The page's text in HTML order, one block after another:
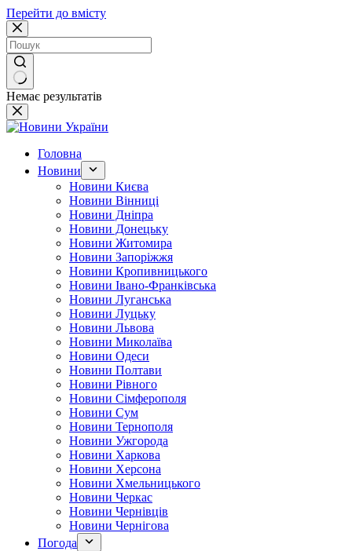
Перейти до вмісту
Немає результатів
Головна
Новини
Новини Києва
Новини Вінниці
Новини Дніпра
Новини Донецьку
Новини Житомира
Новини Запоріжжя
Новини Кропивницького
Новини Івано-Франківська
Новини Луганська
Новини Луцьку
Новини Львова
Новини Миколаїва
Новини Одеси
Новини Полтави
Новини Рівного
Новини Сімферополя
Новини Сум
Новини Тернополя
Новини Ужгорода
Новини Харкова
Новини Херсона
Новини Хмельницького
Новини Черкас
Новини Чернівців
Новини Чернігова
Погода